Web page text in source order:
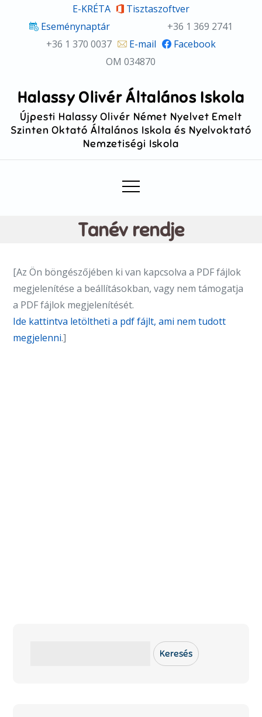
E-KRÉTA
Tisztaszoftver
Eseménynaptár
+36 1 369 2741
+36 1 370 0037
E-mail
Facebook
OM 034870
Halassy Olivér Általános Iskola
Újpesti Halassy Olivér Német Nyelvet Emelt
Szinten Oktató Általános Iskola és Nyelvoktató
Nemzetiségi Iskola
Tanév rendje
[Az Ön böngészőjében ki van kapcsolva a PDF fájlok
megjelenítése a beállításokban, vagy nem támogatja
a PDF fájlok megjelenítését.
Ide kattintva letöltheti a pdf fájlt, ami nem tudott
megjelenni.]
Keresés